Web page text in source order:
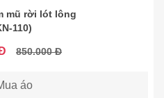
mũ rời lót lông
110)
850.000 Đ
áo